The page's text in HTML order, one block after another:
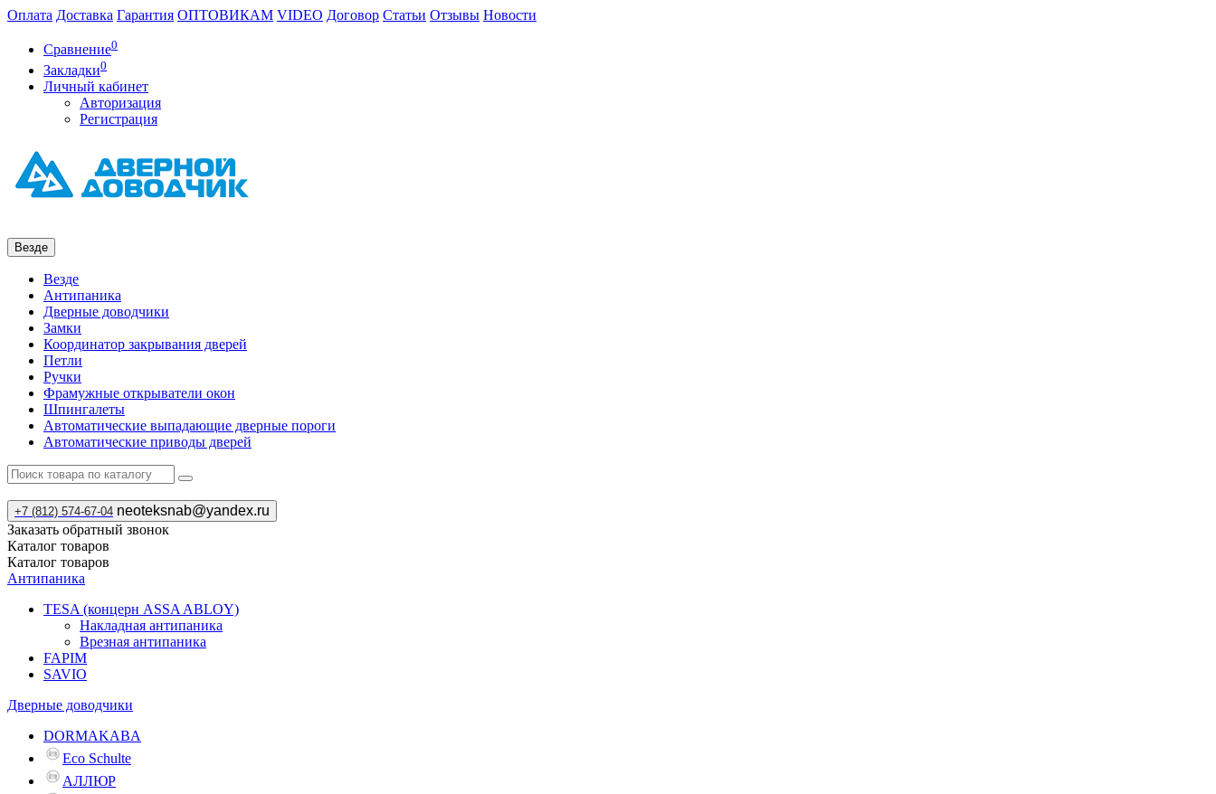
Оплата Доставка Гарантия ОПТОВИКАМ VIDEO Договор Статьи Отзывы Новости
Сравнение0
Закладки0
Личный кабинет
Авторизация
Регистрация
Везде
Везде
Антипаника
Дверные доводчики
Замки
Координатор закрывания дверей
Петли
Ручки
Фрамужные открыватели окон
Шпингалеты
Автоматические выпадающие дверные пороги
Автоматические приводы дверей
+7 (812) 574-67-04 neoteksnab@yandex.ru
Заказать обратный звонок
Каталог товаров
Каталог товаров
Антипаника
TESA (концерн ASSA ABLOY)
Накладная антипаника
Врезная антипаника
FAPIM
SAVIO
Дверные доводчики
DORMAKABA
Eco Schulte
АЛЛЮР